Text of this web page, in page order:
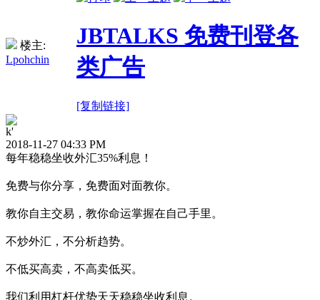
楼主:
Lpohchin
JBTALKS 免费刊登各
类广告
[复制链接]
k'
2018-11-27 04:33 PM
每年稳稳坐收外汇35%利息！
免费与你分享，免费面对面教你。
教你自主交易，教你命运掌握在自己手里。
不炒外汇，不分析趋势。
不低买高卖，不高卖低买。
我们利用杠杆优势天天稳稳坐收利息。